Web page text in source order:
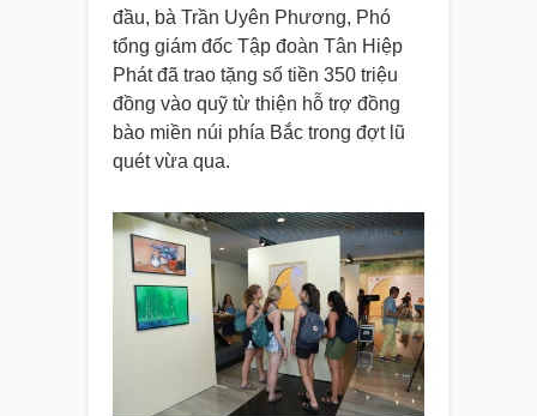
đầu, bà Trần Uyên Phương, Phó
tổng giám đốc Tập đoàn Tân Hiệp
Phát đã trao tặng số tiền 350 triệu
đồng vào quỹ từ thiện hỗ trợ đồng
bào miền núi phía Bắc trong đợt lũ
quét vừa qua.